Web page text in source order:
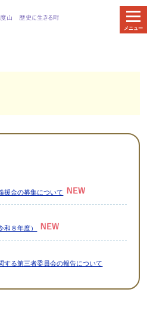
メニュー
援金の募集について
和８年度）
する第三者委員会の報告について